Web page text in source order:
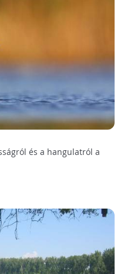
és a hangulatról a